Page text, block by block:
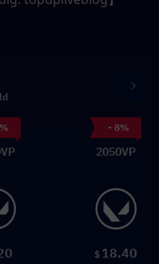
- 8%
2050VP
$ 18.40